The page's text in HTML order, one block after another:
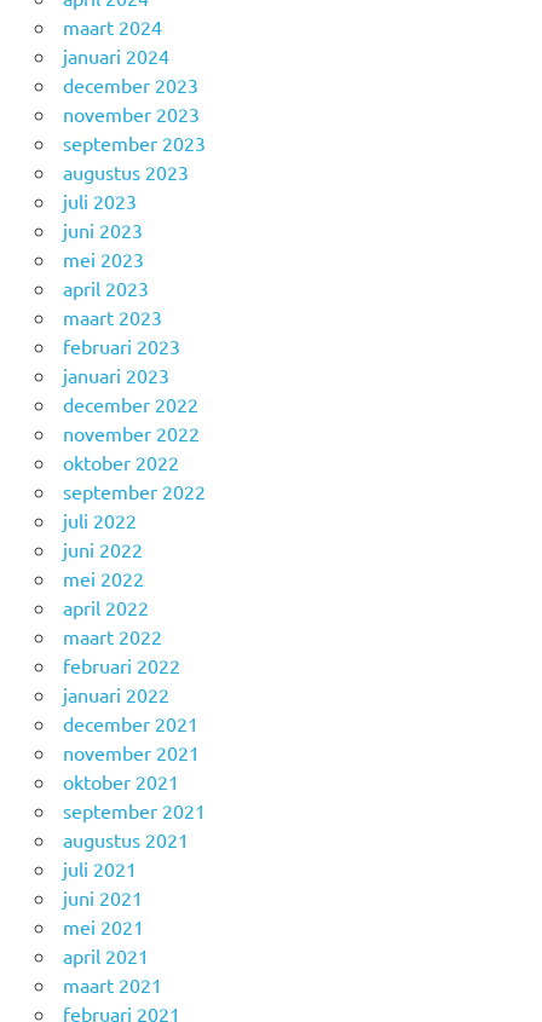
maart 2024
januari 2024
december 2023
november 2023
september 2023
augustus 2023
juli 2023
juni 2023
mei 2023
april 2023
maart 2023
februari 2023
januari 2023
december 2022
november 2022
oktober 2022
september 2022
juli 2022
juni 2022
mei 2022
april 2022
maart 2022
februari 2022
januari 2022
december 2021
november 2021
oktober 2021
september 2021
augustus 2021
juli 2021
juni 2021
mei 2021
april 2021
maart 2021
februari 2021